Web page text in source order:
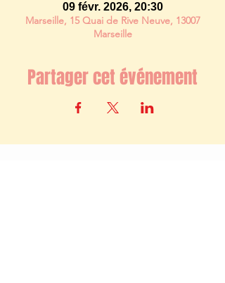
09 févr. 2026, 20:30
Marseille, 15 Quai de Rive Neuve, 13007
Marseille
Partager cet événement